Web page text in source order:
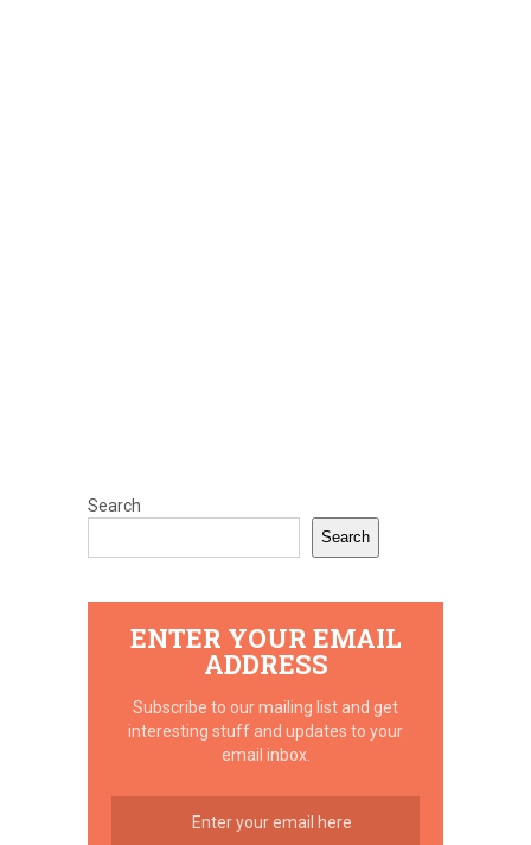
Search
Search
ENTER YOUR EMAIL
ADDRESS
Subscribe to our mailing list and get
interesting stuff and updates to your
email inbox.